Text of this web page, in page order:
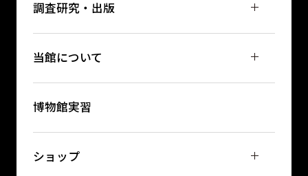
調査研究・出版
当館について
博物館実習
ショップ